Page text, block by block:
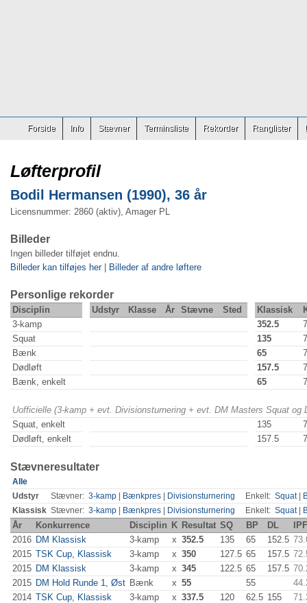
Forside Info Stævner Terminsliste Rekorder Ranglister
Løfterprofil
Bodil Hermansen (1990), 36 år
Licensnummer: 2860 (aktiv), Amager PL
Billeder
Ingen billeder tilføjet endnu.
Billeder kan tilføjes her| Billeder af andre løftere
Personlige rekorder
Disciplin Udstyr Klasse År Stævne Sted Klassisk
3-kamp
352.5
Squat
135
Bænk
65
Dødløft
157.5
Bænk, enkelt
65
Uofficielle (3-kamp + evt. Divisionsturnering + evt. DM Masters Squat
Squat, enkelt
135
Dødløft, enkelt
157.5
Stævneresultater
Alle
Udstyr
Stævner: 3-kamp Bænkpres Divisionsturnering Enkelt: Squat|
Klassisk Stævner: 3-kamp Bænkpres Divisionsturnering Enkelt: Squat|
År Konkurrence Disciplin K Resultat SQ BP DL
2016 DM Klassisk 3-kamp x 352.5 135 65 152.5
2015 TSK Cup, Klassisk 3-kamp x 350 127.5 65 157.5
2015 DM Klassisk 3-kamp x 345 122.5 65 157.5
2015 DM Hold Runde 1, Øst Bænk x 55 55
2014 TSK Cup, Klassisk 3-kamp x 337.5 120 62.5 155